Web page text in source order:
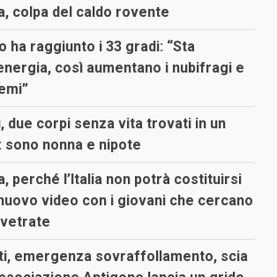
colpa del caldo rovente
ha raggiunto i 33 gradi: “Sta
così aumentano i nubifragi e
due corpi senza vita trovati in un
sono nonna e nipote
perché l’Italia non potrà costituirsi
video con i giovani che cercano
emergenza sovraffollamento, scia